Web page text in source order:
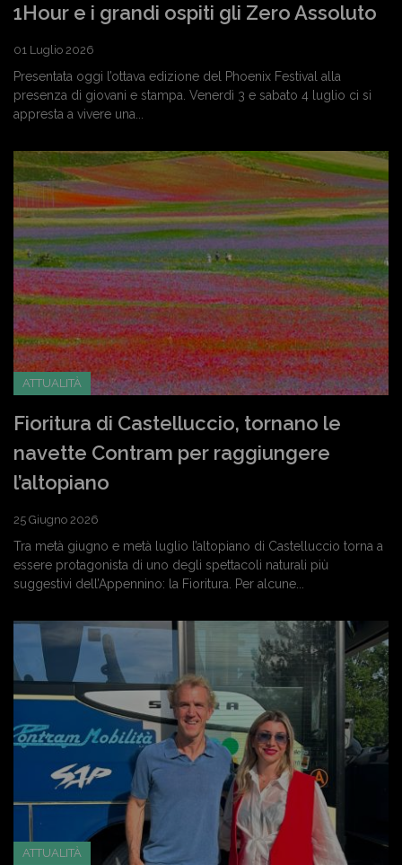
1Hour e i grandi ospiti gli Zero Assoluto
01 Luglio 2026
Presentata oggi l’ottava edizione del Phoenix Festival alla
presenza di giovani e stampa. Venerdì 3 e sabato 4 luglio ci si
appresta a vivere una...
ATTUALITÀ
Fioritura di Castelluccio, tornano le
navette Contram per raggiungere
l’altopiano
25 Giugno 2026
Tra metà giugno e metà luglio l’altopiano di Castelluccio torna a
essere protagonista di uno degli spettacoli naturali più
suggestivi dell’Appennino: la Fioritura. Per alcune...
ATTUALITÀ